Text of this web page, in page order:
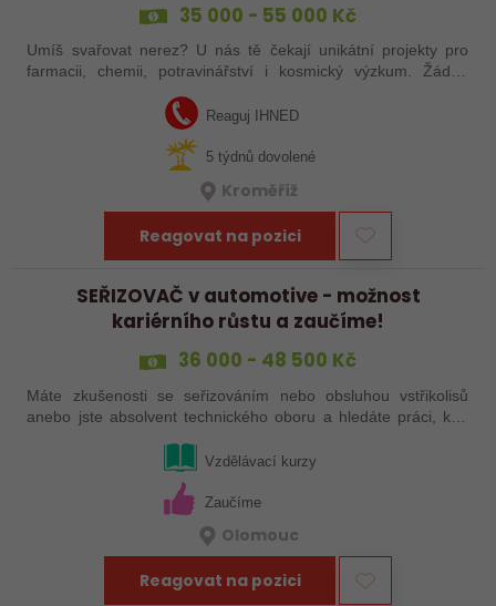
35 000 - 55 000 Kč
Umíš svařovat nerez? U nás tě čekají unikátní projekty pro
farmacii, chemii, potravinářství i kosmický výzkum. Žádná
Reaguj IHNED
5 týdnů dovolené
Kroměříž
Reagovat na pozici
SEŘIZOVAČ v automotive - možnost
kariérního růstu a zaučíme!
36 000 - 48 500 Kč
Máte zkušenosti se seřizováním nebo obsluhou vstřikolisů
anebo jste absolvent technického oboru a hledáte práci, kde
řešení a práce přímo ve…Vzdělávací kurzy
Zaučíme
Olomouc
Reagovat na pozici